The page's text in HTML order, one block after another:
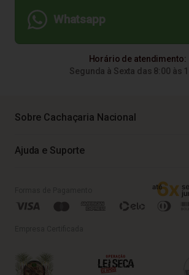
Whatsapp
Horário de atendimento:
Segunda à Sexta das 8:00 às
Sobre Cachaçaria Nacional
Ajuda e Suporte